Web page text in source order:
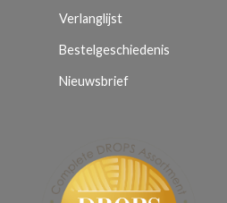
Verlanglijst
Bestelgeschiedenis
Nieuwsbrief